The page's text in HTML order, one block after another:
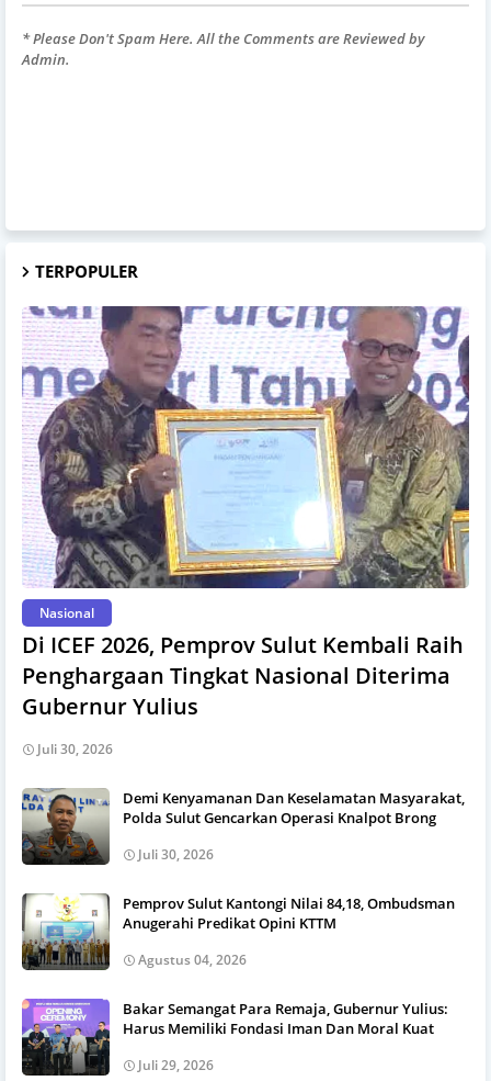
* Please Don't Spam Here. All the Comments are Reviewed by
Admin.
TERPOPULER
Nasional
Di ICEF 2026, Pemprov Sulut Kembali Raih
Penghargaan Tingkat Nasional Diterima
Gubernur Yulius
Juli 30, 2026
Demi Kenyamanan Dan Keselamatan Masyarakat,
Polda Sulut Gencarkan Operasi Knalpot Brong
Juli 30, 2026
Pemprov Sulut Kantongi Nilai 84,18, Ombudsman
Anugerahi Predikat Opini KTTM
Agustus 04, 2026
Bakar Semangat Para Remaja, Gubernur Yulius:
Harus Memiliki Fondasi Iman Dan Moral Kuat
Juli 29, 2026